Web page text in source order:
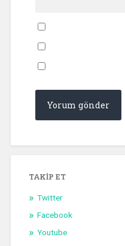
TAKIP ET
Twitter
Facebook
Youtube